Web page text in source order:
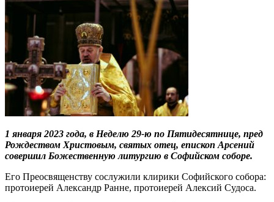
1 января 2023 года, в Неделю 29-ю по Пятидесятнице, пред
Рождеством Христовым, святых отец, епископ Арсений
совершил Божественную литургию в Софийском соборе.
Его Преосвященству сослужили клирики Софийского собора:
протоиерей Александр Ранне, протоиерей Алексий Судоса.